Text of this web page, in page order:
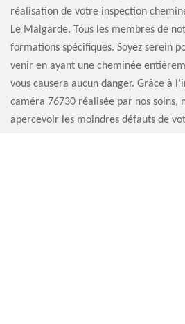
réalisation de votre inspection
Le Malgarde. Tous les membres de
formations spécifiques. Soyez serein
venir en ayant une cheminée
vous causera aucun danger. Grâce à
caméra 76730 réalisée par nos soins,
apercevoir les moindres défauts de